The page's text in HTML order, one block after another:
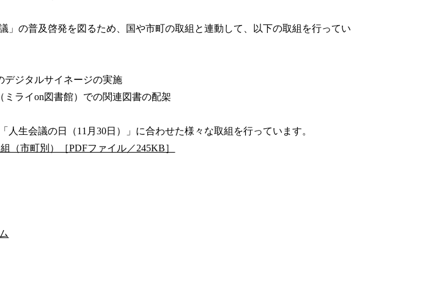
」の普及啓発を図るため、国や市町の取組と連動して、以下の取組を行ってい
ジタルサイネージの実施
ライon図書館）での関連図書の配架
生会議の日（11月30日）」に合わせた様々な取組を行っています。
（市町別）［PDFファイル／245KB］